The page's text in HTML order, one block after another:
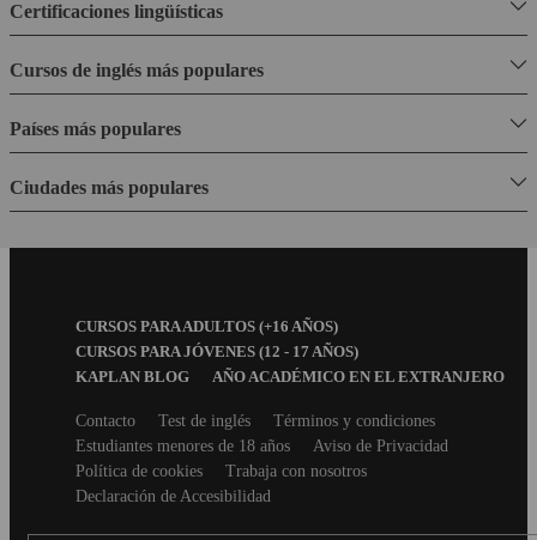
Certificaciones lingüísticas
Cursos de inglés más populares
Países más populares
Ciudades más populares
FooterCURSOS PARA ADULTOS (+16 AÑOS)
CURSOS PARA JÓVENES (12 - 17 AÑOS)
KAPLAN BLOG
AÑO ACADÉMICO EN EL EXTRANJERO
SecondaryContacto Test de inglés
Términos y condiciones
Estudiantes menores de 18 años
Aviso de Privacidad
Política de cookies
Trabaja con nosotros
Declaración de Accesibilidad